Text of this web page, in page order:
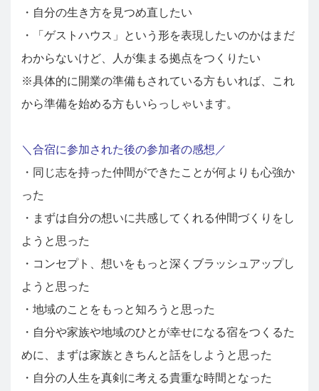
・自分の生き方を見つめ直したい
・「ゲストハウス」という形を表現したいのかはまだ
わからないけど、人が集まる拠点をつくりたい
※具体的に開業の準備もされている方もいれば、これ
から準備を始める方もいらっしゃいます。
＼合宿に参加された後の参加者の感想／
・同じ志を持った仲間ができたことが何よりも心強か
った
・まずは自分の想いに共感してくれる仲間づくりをし
ようと思った
・コンセプト、想いをもっと深くブラッシュアップし
ようと思った
・地域のことをもっと知ろうと思った
・自分や家族や地域のひとが幸せになる宿をつくるた
めに、まずは家族ときちんと話をしようと思った
・自分の人生を真剣に考える貴重な時間となった